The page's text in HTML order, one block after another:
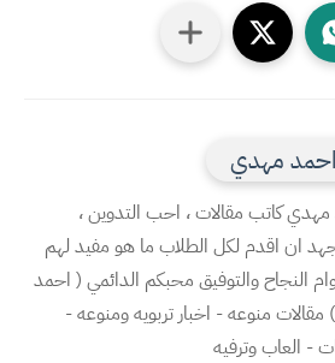
احمد مهدي
مهدي كاتب مقالات ، احب التدوين ،
ان اقدم لكل الطلاب ما هو مفيد لهم
النجاح والتوفيق محبكم الدائمي ( احمد
منوعه - اخبار تربويه ومنوعه -
- العاب وترفيه